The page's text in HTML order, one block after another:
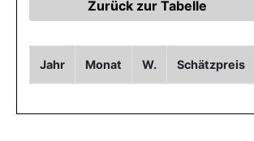
Jahr Monat W. Schätzpreis